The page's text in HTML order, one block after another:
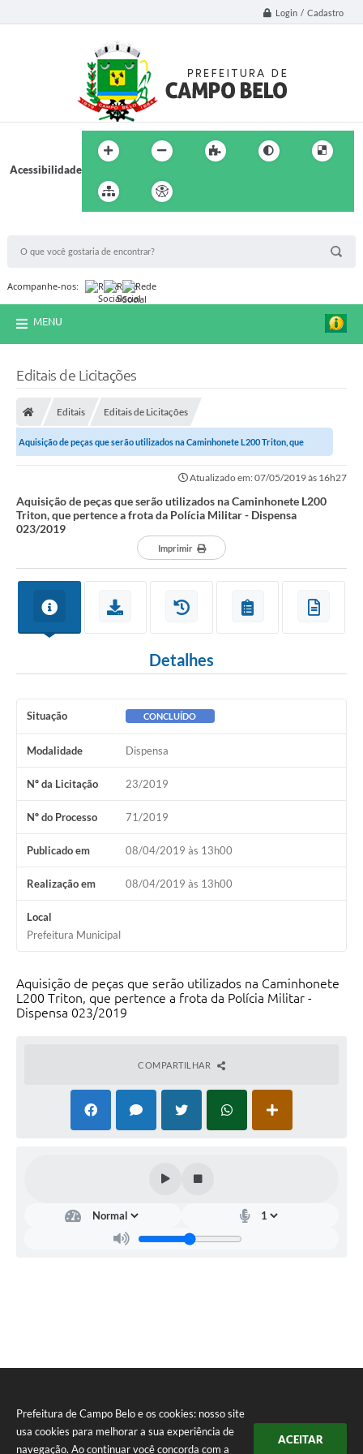
Prefeitura de Campo Belo e os cookies: nosso site
usa cookies para melhorar a sua experiência de
navegação. Ao continuar você concorda com a
ACEITAR
Login / Cadastro
Acessibilidade
Acompanhe-nos:
MENU
Editais de Licitações
Editais Editais de Licitações
Aquisição de peças que serão utilizados na Caminhonete L200 Triton, que
Atualizado em: 07/05/2019 às 16h27
Aquisição de peças que serão utilizados na Caminhonete L200
Triton, que pertence a frota da Polícia Militar - Dispensa
023/2019
Imprimir
Detalhes
Situação CONCLUÍDO
Modalidade Dispensa
Nº da Licitação 23/2019
Nº do Processo 71/2019
Publicado em 08/04/2019 às 13h00
Realização em 08/04/2019 às 13h00
Local
Prefeitura Municipal
Aquisição de peças que serão utilizados na Caminhonete
L200 Triton, que pertence a frota da Polícia Militar -
Dispensa 023/2019
COMPARTILHAR